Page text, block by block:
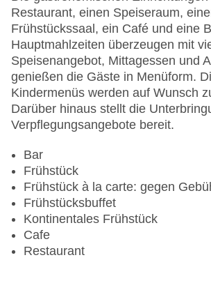
Lift
Minimarkt
Anzahl der Konferenzräume: 1
Anzahl der Aufzüge: 1
Zimmerservice
Gesamtanzahl der Stockwerke:
Gesamtanzahl der Zimmer: 251
Pools:Indoor Pool, Outdoor Pool,
Mastercard, Visa
Landeskategorie: 5 Sterne
Restaurant, einen Speiseraum,
Frühstückssaal, ein Café und eine
Hauptmahlzeiten überzeugen mit
Speisenangebot, Mittagessen und
genießen die Gäste in Menüform.
Kindermenüs werden auf Wunsch
Darüber hinaus stellt die
Verpflegungsangebote bereit.
Bar
Frühstück
Frühstück à la carte: gegen
Frühstücksbuffet
Kontinentales Frühstück
Cafe
Restaurant